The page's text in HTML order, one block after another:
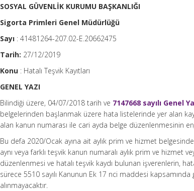
SOSYAL GÜVENLİK KURUMU BAŞKANLIĞI
Sigorta Primleri Genel Müdürlüğü
Sayı : 41481264-207.02-E.20662475
Tarih: 27/12/2019
Konu : Hatalı Teşvik Kayıtları
GENEL YAZI
Bilindiği üzere, 04/07/2018 tarih ve 7147668 sayılı Genel
belgelerinden başlanmak üzere hata listelerinde yer alan
alan kanun numarası ile cari ayda belge düzenlenmesinin
Bu defa 2020/Ocak ayına ait aylık prim ve hizmet
aynı veya farklı teşvik kanun numaralı aylık prim ve hizmet
düzenlenmesi ve hatalı teşvik kaydı bulunan işverenlerin,
sürece 5510 sayılı Kanunun Ek 17 nci maddesi
alınmayacaktır.